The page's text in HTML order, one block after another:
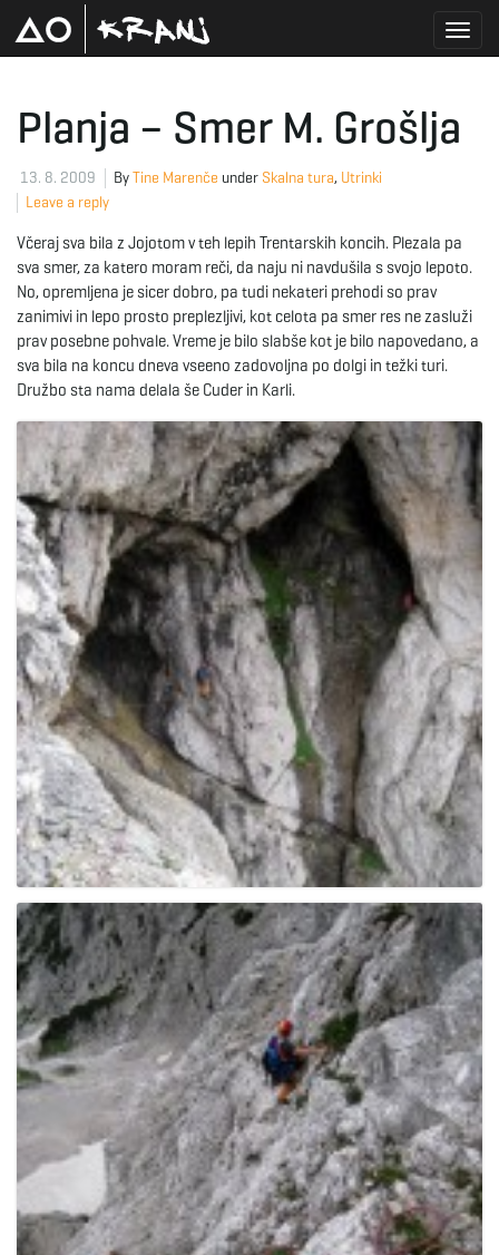
g
l
a
g
a
t
Planja – Smer M. Grošlja
13. 8. 2009 ByTine Marenče under Skalna tura, Utrinki
Leave a reply
Včeraj sva bila z Jojotom v teh lepih Trentarskih koncih. Plezala pa
sva smer, za katero moram reči, da naju ni navdušila s svojo lepoto.
No, opremljena je sicer dobro, pa tudi nekateri prehodi so prav
zanimivi in lepo prosto preplezljivi, kot celota pa smer res ne zasluži
prav posebne pohvale. Vreme je bilo slabše kot je bilo napovedano, a
sva bila na koncu dneva vseeno zadovoljna po dolgi in težki turi.
Družbo sta nama delala še Cuder in Karli.